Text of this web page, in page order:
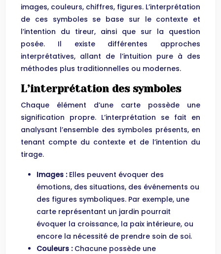
images, couleurs, chiffres, figures. L’interprétation
de ces symboles se base sur le contexte et
l’intention du tireur, ainsi que sur la question
posée. Il existe différentes approches
interprétatives, allant de l’intuition pure à des
méthodes plus traditionnelles ou modernes.
L’interprétation des symboles
Chaque élément d’une carte possède une
signification propre. L’interprétation se fait en
analysant l’ensemble des symboles présents, en
tenant compte du contexte et de l’intention du
tirage.
Images : Elles peuvent évoquer des
émotions, des situations, des événements ou
des figures symboliques. Par exemple, une
carte représentant un jardin pourrait
évoquer la croissance, la paix intérieure, ou
encore la nécessité de prendre soin de soi.
Couleurs : Chacune possède une